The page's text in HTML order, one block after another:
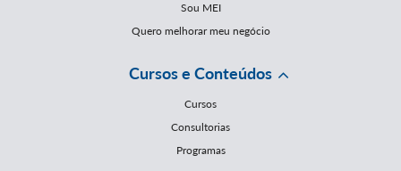
Sou MEI
Quero melhorar meu negócio
Cursos e Conteúdos
Cursos
Consultorias
Programas